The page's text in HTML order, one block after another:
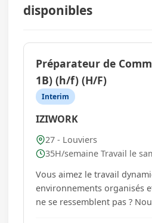
disponibles
Préparateur de
1B) (h/f) (H/F)
Interim
IZIWORK
27 - Louviers
35H/semaine Travail le
Vous aimez le travail
environnements organisés
ne se ressemblent pas ?